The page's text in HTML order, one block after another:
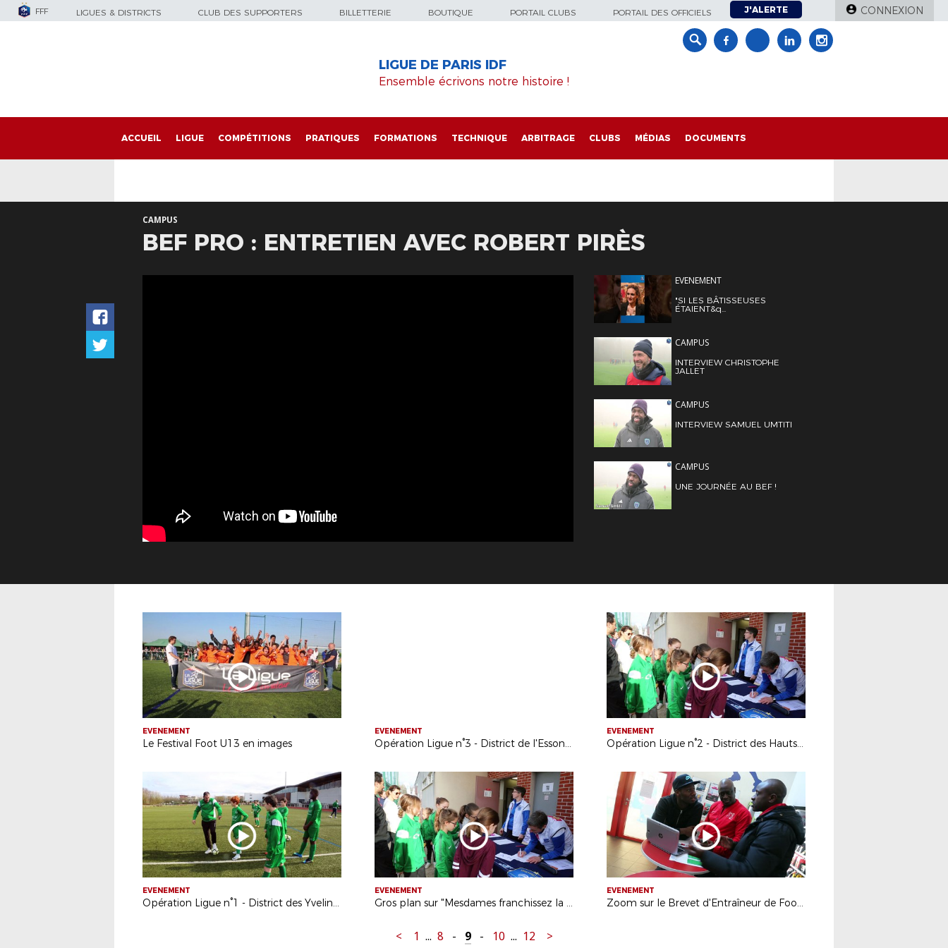
FFF LIGUES & DISTRICTS CLUB DES SUPPORTERS BILLETTERIE BOUTIQUE PORTAIL CLUBS PORTAIL DES OFFICIELS J'ALERTE CONNEXION
LIGUE DE PARIS IDF
Ensemble écrivons notre histoire !
ACCUEIL LIGUE COMPÉTITIONS PRATIQUES FORMATIONS TECHNIQUE ARBITRAGE CLUBS MÉDIAS DOCUMENTS
CAMPUS
BEF PRO : ENTRETIEN AVEC ROBERT PIRÈS
EVENEMENT
"SI LES BÂTISSEUSES
ÉTAIENT&q...
CAMPUS
INTERVIEW CHRISTOPHE
JALLET
CAMPUS
INTERVIEW SAMUEL UMTITI
CAMPUS
UNE JOURNÉE AU BEF !
EVENEMENT
Le Festival Foot U13 en images
EVENEMENT
Opération Ligue n°3 - District de l'Essonne
EVENEMENT
Opération Ligue n°2 - District des Hauts-de-Seine
EVENEMENT
Opération Ligue n°1 - District des Yvelines
EVENEMENT
Gros plan sur "Mesdames franchissez la barrière"
EVENEMENT
Zoom sur le Brevet d'Entraîneur de Football
< 1 ... 8 - 9 - 10 ... 12 >